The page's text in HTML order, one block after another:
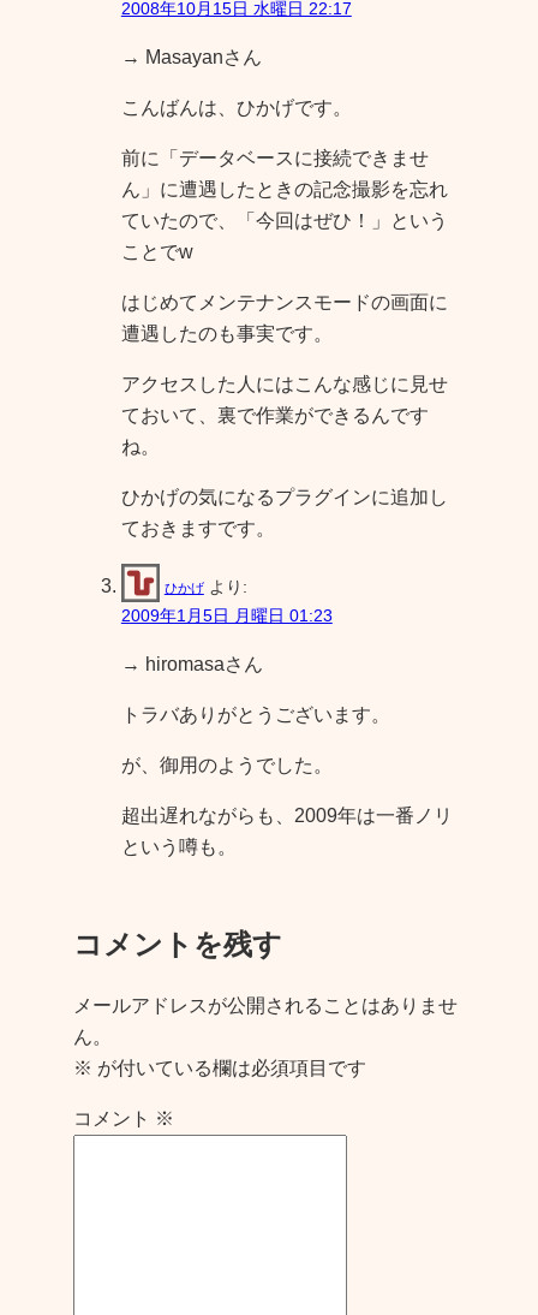
2008年10月15日 水曜日 22:17
→ Masayanさん
こんばんは、ひかげです。
前に「データベースに接続できませ
ん」に遭遇したときの記念撮影を忘れ
ていたので、「今回はぜひ！」という
ことでw
はじめてメンテナンスモードの画面に
遭遇したのも事実です。
アクセスした人にはこんな感じに見せ
ておいて、裏で作業ができるんです
ね。
ひかげの気になるプラグインに追加し
ておきますです。
ひかげ より:
2009年1月5日 月曜日 01:23
→ hiromasaさん
トラバありがとうございます。
が、御用のようでした。
超出遅れながらも、2009年は一番ノリ
という噂も。
コメントを残す
メールアドレスが公開されることはありませ
ん。
※ が付いている欄は必須項目です
コメント ※